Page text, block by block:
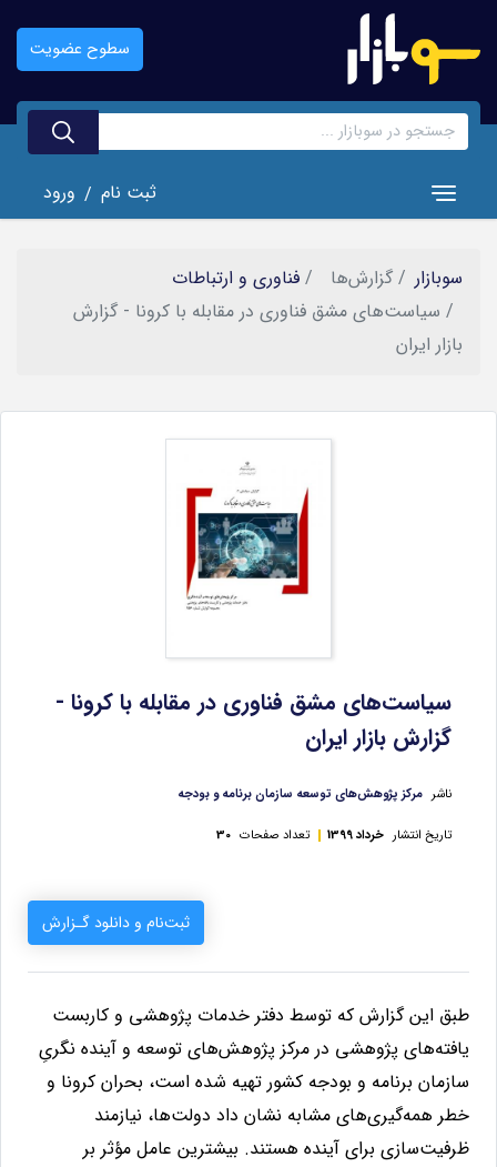
اصلی
سطوح عضویت
Toggle navigation ثبت نام / ورود
سوبازار گزارش‌ها
فناوری و ارتباطات
سیاست‌های مشق فناوری در مقابله با کرونا - گزارش
بازار ایران
سیاست‌های مشق فناوری در مقابله با کرونا -
گزارش بازار ایران
ناشر مرکز پژوهش‌های توسعه سازمان برنامه و بودجه
تاریخ انتشار خرداد 1399 تعداد صفحات 30
ثبت‌نام و دانلود گـزارش
طبق این گزارش که توسط دفتر خدمات پژوهشی و کاربست
یافته‌های پژوهشی در مرکز پژوهش‌های توسعه و آینده نگریِ
سازمان برنامه و بودجه کشور تهیه شده است، بحران کرونا و
خطر همه‌گیری‌های مشابه نشان داد دولت‌ها، نیازمند
ظرفیت‌سازی برای آینده هستند. بیشترین عامل مؤثر بر